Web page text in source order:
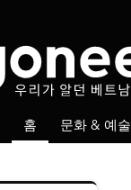
홈 문화 & 예술